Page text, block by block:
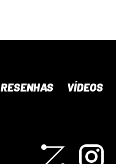
RESENHAS VÍDEOS